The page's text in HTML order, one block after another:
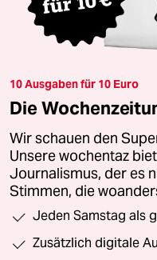
10 Ausgaben für 10 Euro
Die
Wir schauen den
Unsere wochentaz
Journalismus, der es
Stimmen, die
Jeden Samstag als
Zusätzlich digitale